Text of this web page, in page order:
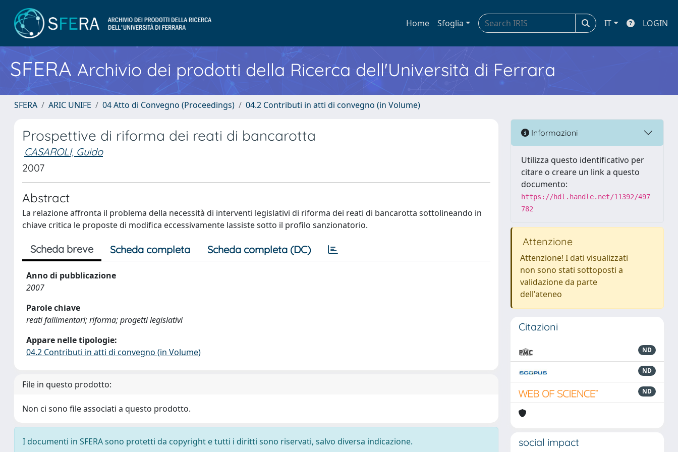
Home Sfoglia IT LOGIN
SFERA Archivio dei prodotti della Ricerca dell'Università di Ferrara
SFERA ARIC UNIFE 04 Atto di Convegno (Proceedings) 04.2 Contributi in atti di convegno (in Volume)
Prospettive di riforma dei reati di bancarotta
CASAROLI, Guido
2007
Abstract
La relazione affronta il problema della necessità di interventi legislativi di riforma dei reati di bancarotta sottolineando in
chiave critica le proposte di modifica eccessivamente lassiste sotto il profilo sanzionatorio.
Scheda breve Scheda completa Scheda completa (DC)
Anno di pubblicazione
2007
Parole chiave
reati fallimentari; riforma; progetti legislativi
Appare nelle tipologie:
04.2 Contributi in atti di convegno (in Volume)
File in questo prodotto:
Non ci sono file associati a questo prodotto.
I documenti in SFERA sono protetti da copyright e tutti i diritti sono riservati, salvo diversa indicazione.
Informazioni
Utilizza questo identificativo per
citare o creare un link a questo
documento:
https://hdl.handle.net/11392/497
782
Attenzione
Attenzione! I dati visualizzati
non sono stati sottoposti a
validazione da parte
dell'ateneo
Citazioni
ND
ND
ND
social impact